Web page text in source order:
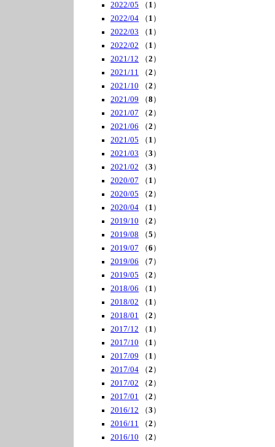
2022/05 （ 1 ）
2022/04 （ 1 ）
2022/03 （ 1 ）
2022/02 （ 1 ）
2021/12 （2 ）
2021/11 （2 ）
2021/10 （2 ）
2021/09 （8 ）
2021/07 （2 ）
2021/06 （2 ）
2021/05 （ 1 ）
2021/03 （3 ）
2021/02 （3 ）
2020/07 （ 1 ）
2020/05 （2 ）
2020/04 （ 1 ）
2019/10 （2 ）
2019/08 （5 ）
2019/07 （6 ）
2019/06 （7）
2019/05 （2 ）
2018/06 （ 1 ）
2018/02 （ 1 ）
2018/01 （2 ）
2017/12 （ 1 ）
2017/10 （ 1 ）
2017/09 （ 1 ）
2017/04 （2 ）
2017/02 （2 ）
2017/01 （2 ）
2016/12 （3 ）
2016/11 （2 ）
2016/10 （2 ）